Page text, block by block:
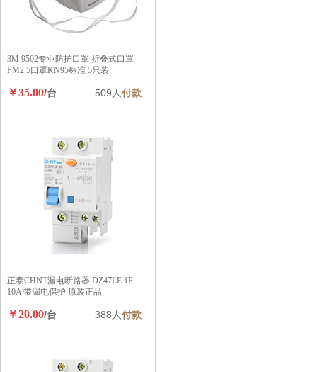
3M 9502专业防护口罩 折叠式口罩
PM2.5口罩KN95标准 5只装
￥35.00/台 509人付款
正泰CHNT漏电断路器 DZ47LE 1P
10A 带漏电保护 原装正品
￥20.00/台 388人付款